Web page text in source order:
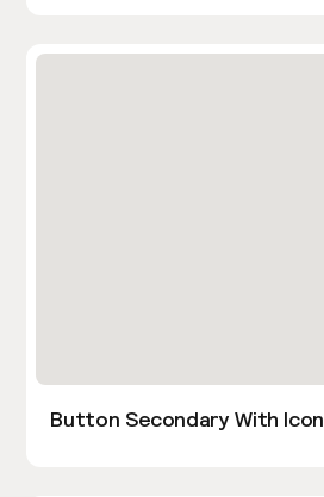
Button Secondary With Icon